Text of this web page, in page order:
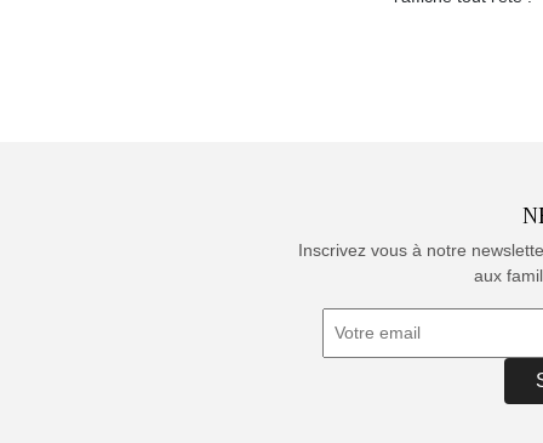
Inscrivez vous à notre
aux